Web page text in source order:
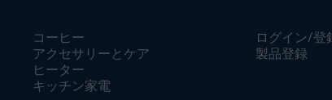
コーヒー
アクセサリーとケア
ヒーター
キッチン家電
ログイン/登
製品登録